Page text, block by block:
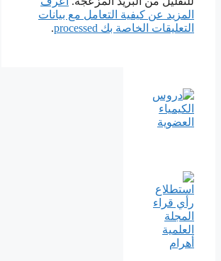
المزيد عن كيفية التعامل مع بيانات
التعليقات الخاصة بك processed
.